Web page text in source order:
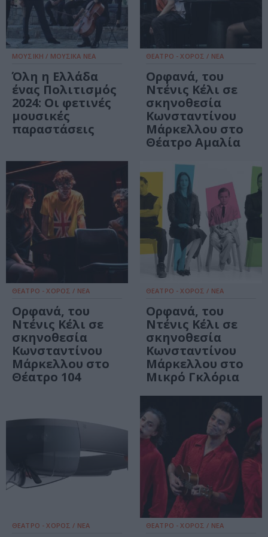
ΜΟΥΣΙΚΗ / ΜΟΥΣΙΚΑ ΝΕΑ
Όλη η Ελλάδα
ένας Πολιτισμός
2024: Οι φετινές
μουσικές
παραστάσεις
ΘΕΑΤΡΟ - ΧΟΡΟΣ / ΝΕΑ
Ορφανά, του
Ντένις Κέλι σε
σκηνοθεσία
Κωνσταντίνου
Μάρκελλου στο
Θέατρο Αμαλία
ΘΕΑΤΡΟ - ΧΟΡΟΣ / ΝΕΑ
Ορφανά, του
Ντένις Κέλι σε
σκηνοθεσία
Κωνσταντίνου
Μάρκελλου στο
Θέατρο 104
ΘΕΑΤΡΟ - ΧΟΡΟΣ / ΝΕΑ
Ορφανά, του
Ντένις Κέλι σε
σκηνοθεσία
Κωνσταντίνου
Μάρκελλου στο
Μικρό Γκλόρια
ΘΕΑΤΡΟ - ΧΟΡΟΣ / ΝΕΑ ΘΕΑΤΡΟ - ΧΟΡΟΣ / ΝΕΑ